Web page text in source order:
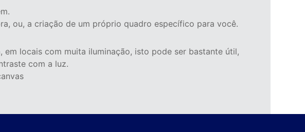
ou, a criação de um próprio quadro específico para você.
locais com muita iluminação, isto pode ser bastante útil,
com a luz.